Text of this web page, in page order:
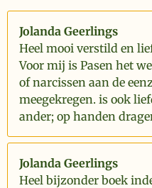
Jolanda Geerlings
Heel mooi verstild en
Voor mij is Pasen het
of narcissen aan de
meegekregen. is ook
ander; op handen
Jolanda Geerlings
Heel bijzonder boek